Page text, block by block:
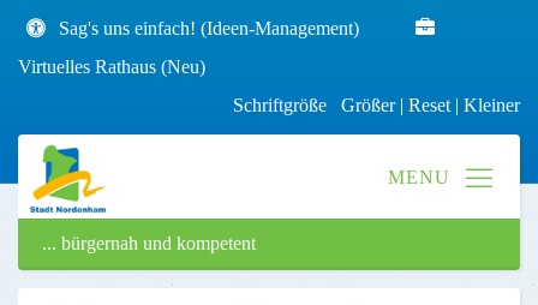
Sag's uns einfach! (Ideen-Management)
Virtuelles Rathaus (Neu)
Schriftgröße Größer| Reset | Kleiner
... bürgernah und kompetent